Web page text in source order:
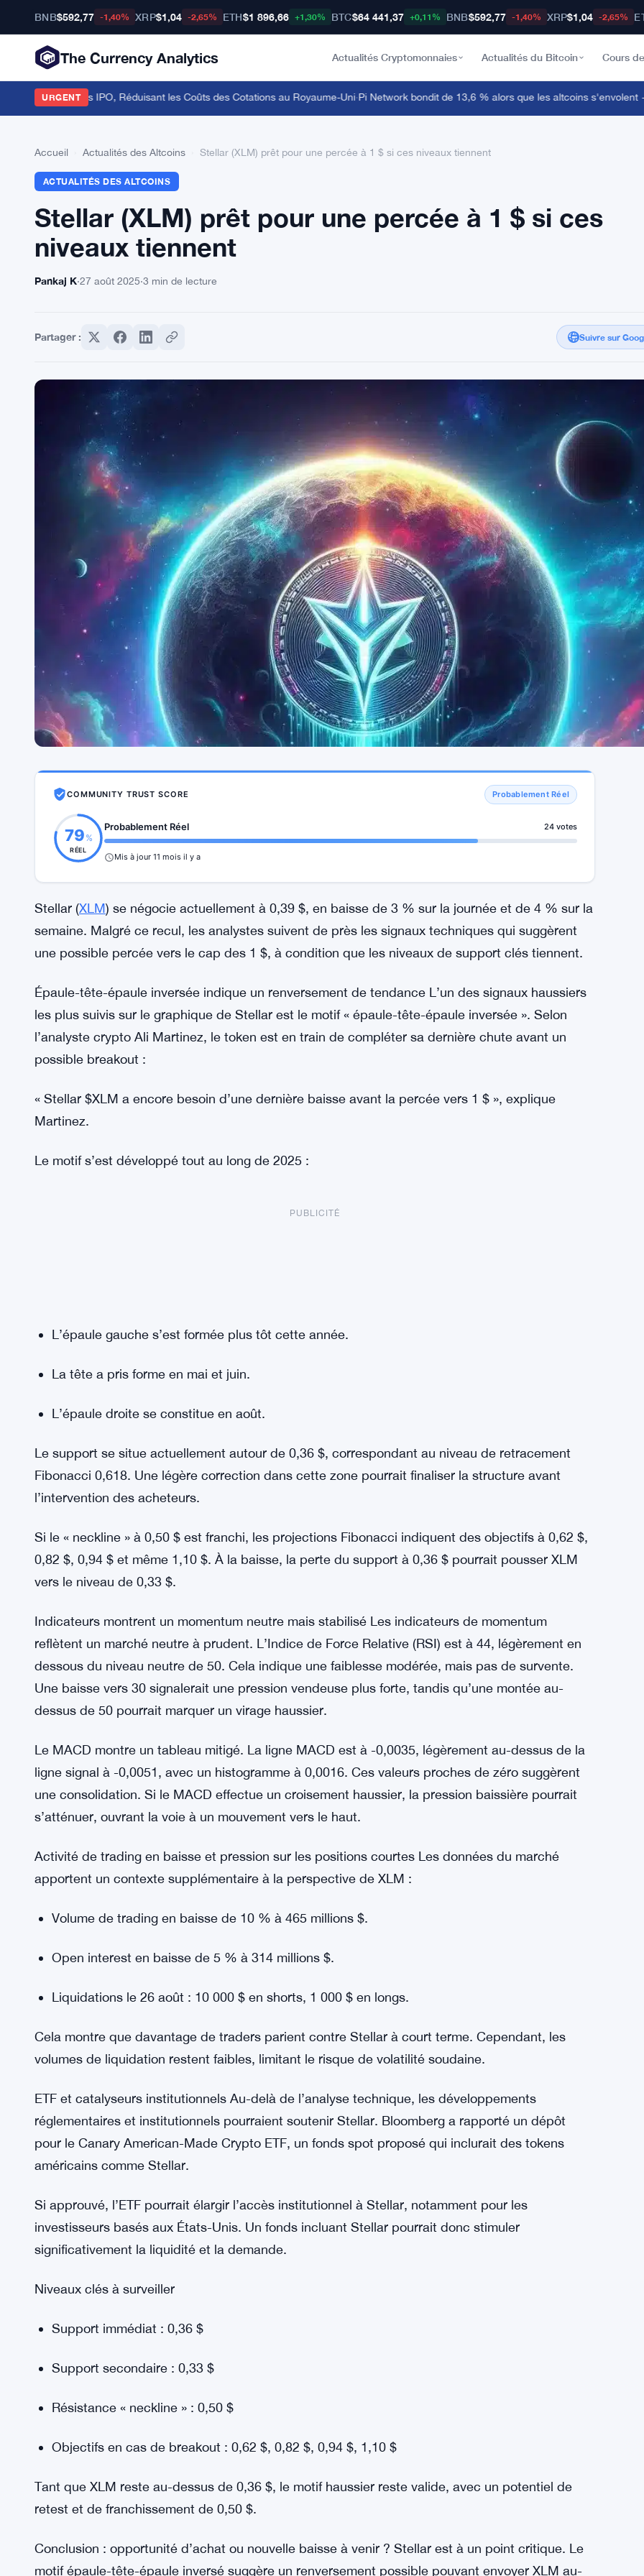
BNB$592,77 -1,40% XRP$1,04 -2,65% ETH$1 896,66 +1,30% BTC$64 441,37 +0,11% BNB$592,77 -1,40% XRP$1,04 -2,65%
The Currency Analytics Actualités Cryptomonnaies Actualités du Bitcoin Cours
URGENT
Jours pour les IPO, Réduisant les Coûts des Cotations au Royaume-Uni·Pi Network bondit de 13,6 % alors que les altcoins s'envolent —
Accueil Actualités des Altcoins Stellar (XLM) prêt pour une percée à 1 $ si ces niveaux tiennent
ACTUALITÉS DES ALTCOINS
Stellar (XLM) prêt pour une percée à 1 $ si ces
niveaux tiennent
Pankaj K·27 août 2025·3 min de lecture
Partager : Suivre sur
COMMUNITY TRUST SCORE Probablement Réel
79 %
RÉEL
Probablement Réel 24 votes
Mis à jour 11 mois il y a
Stellar (XLM) se négocie actuellement à 0,39 $, en baisse de 3 % sur la journée et de 4 % sur la
semaine. Malgré ce recul, les analystes suivent de près les signaux techniques qui suggèrent
une possible percée vers le cap des 1 $, à condition que les niveaux de support clés tiennent.
Épaule-tête-épaule inversée indique un renversement de tendance L’un des signaux haussiers
les plus suivis sur le graphique de Stellar est le motif « épaule-tête-épaule inversée ». Selon
l’analyste crypto Ali Martinez, le token est en train de compléter sa dernière chute avant un
possible breakout :
« Stellar $XLM a encore besoin d’une dernière baisse avant la percée vers 1 $ », explique
Martinez.
Le motif s’est développé tout au long de 2025 :
PUBLICITÉ
L’épaule gauche s’est formée plus tôt cette année.
L’épaule droite se constitue en août.
Fibonacci 0,618. Une légère correction dans cette zone pourrait finaliser la structure avant
l’intervention des acheteurs.
Si le « neckline » à 0,50 $ est franchi, les projections Fibonacci indiquent des objectifs à 0,62 $,
0,82 $, 0,94 $ et même 1,10 $. À la baisse, la perte du support à 0,36 $ pourrait pousser XLM
Indicateurs montrent un momentum neutre mais stabilisé Les indicateurs de momentum
reflètent un marché neutre à prudent. L’Indice de Force Relative (RSI) est à 44, légèrement en
dessous du niveau neutre de 50. Cela indique une faiblesse modérée, mais pas de survente.
dessus de 50 pourrait marquer un virage haussier.
ligne signal à -0,0051, avec un histogramme à 0,0016. Ces valeurs proches de zéro suggèrent
s’atténuer, ouvrant la voie à un mouvement vers le haut.
Activité de trading en baisse et pression sur les positions courtes Les données du marché
apportent un contexte supplémentaire à la perspective de XLM :
Volume de trading en baisse de 10 % à 465 millions $.
Open interest en baisse de 5 % à 314 millions $.
Liquidations le 26 août : 10 000 $ en shorts, 1 000 $ en longs.
volumes de liquidation restent faibles, limitant le risque de volatilité soudaine.
ETF et catalyseurs institutionnels Au-delà de l’analyse technique, les développements
pour le Canary American-Made Crypto ETF, un fonds spot proposé qui inclurait des tokens
investisseurs basés aux États-Unis. Un fonds incluant Stellar pourrait donc stimuler
significativement la liquidité et la demande.
Niveaux clés à surveiller
Support immédiat : 0,36 $
Résistance « neckline » : 0,50 $